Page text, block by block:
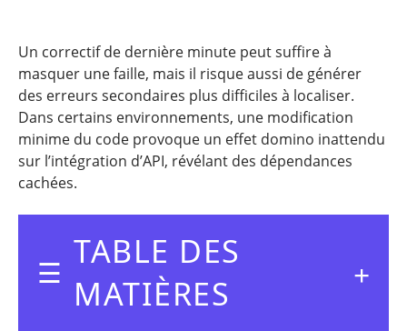
Un correctif de dernière minute peut suffire à
masquer une faille, mais il risque aussi de générer
des erreurs secondaires plus difficiles à localiser.
Dans certains environnements, une modification
minime du code provoque un effet domino inattendu
sur l’intégration d’API, révélant des dépendances
cachées.
TABLE DES
MATIÈRES